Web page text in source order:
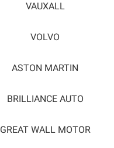
VAUXALL
VOLVO
ASTON MARTIN
BRILLIANCE AUTO
GREAT WALL MOTOR